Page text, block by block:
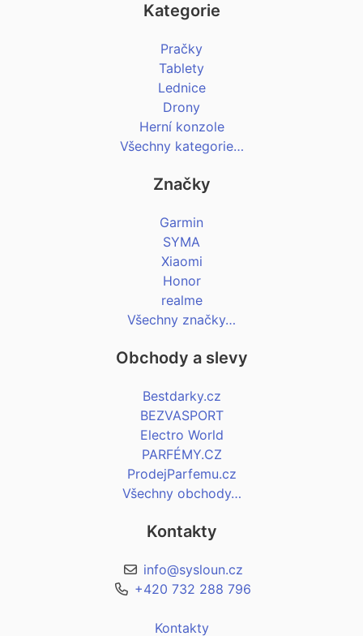
Kategorie
Pračky
Tablety
Lednice
Drony
Herní konzole
Všechny kategorie…
Značky
Garmin
SYMA
Xiaomi
Honor
realme
Všechny značky…
Obchody a slevy
Bestdarky.cz
BEZVASPORT
Electro World
PARFÉMY.CZ
ProdejParfemu.cz
Všechny obchody…
Kontakty
info@sysloun.cz
+420 732 288 796
Kontakty